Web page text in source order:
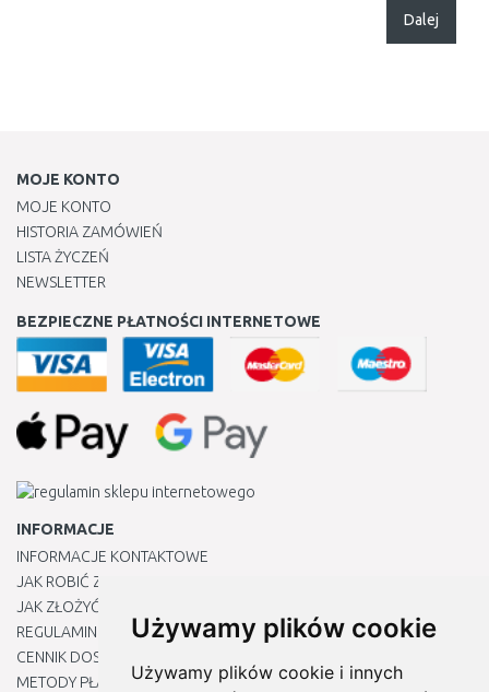
Używamy plików cookie
Używamy plików cookie i innych
Dalej
MOJE KONTO
MOJE KONTO
HISTORIA ZAMÓWIEŃ
LISTA ŻYCZEŃ
NEWSLETTER
BEZPIECZNE PŁATNOŚCI INTERNETOWE
INFORMACJE
INFORMACJE KONTAKTOWE
JAK ROBIĆ ZAKUPY ?
JAK ZŁOŻYĆ REKLAMACJĘ
REGULAMIN
CENNIK DOSTAWY
METODY PŁATNOŚCI